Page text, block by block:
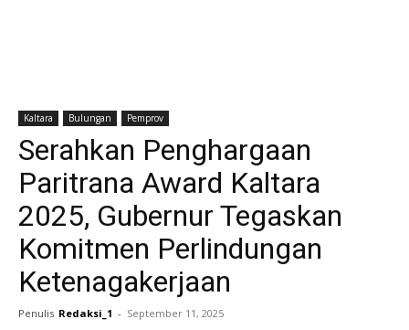
Kaltara Bulungan Pemprov
Serahkan Penghargaan
Paritrana Award Kaltara
2025, Gubernur Tegaskan
Komitmen Perlindungan
Ketenagakerjaan
Penulis Redaksi_1 - September 11, 2025